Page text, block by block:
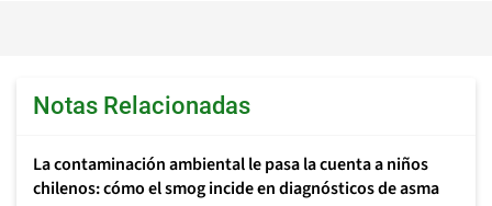
Notas Relacionadas
La contaminación ambiental le pasa la cuenta a niños
chilenos: cómo el smog incide en diagnósticos de asma